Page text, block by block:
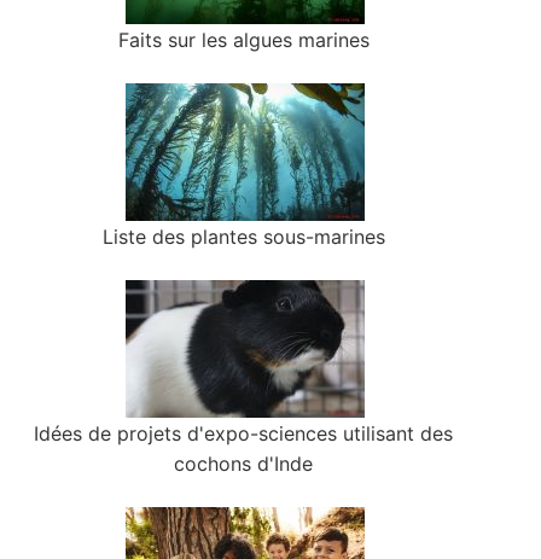
Faits sur les algues marines
Liste des plantes sous-marines
Idées de projets d'expo-sciences utilisant des
cochons d'Inde